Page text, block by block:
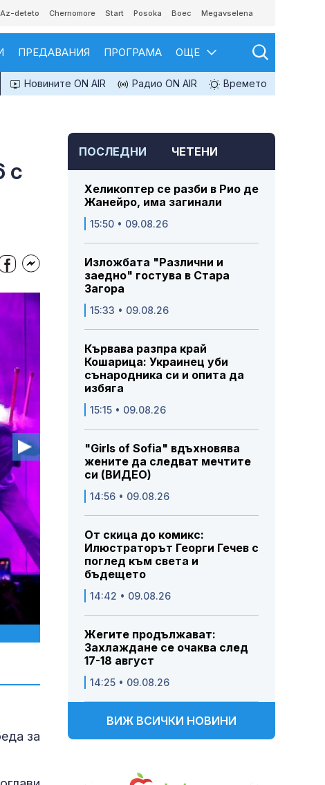
Az-deteto Chernomore Start Posoka Boec Megavselena
ПРЕДАВАНИЯ ПРОГРАМА ОЩЕ
Новините ON AIR Радио ON AIR Времето
с
за
ПОСЛЕДНИ ЧЕТЕНИ
Хеликоптер се разби в Рио де
Жанейро, има загинали
15:50 • 09.08.26
Изложбата "Различни и
заедно" гостува в Стара
Загора
15:33 • 09.08.26
Кървава разпра край
Кошарица: Украинец уби
сънародника си и опита да
избяга
15:15 • 09.08.26
"Girls of Sofia" вдъхновява
жените да следват мечтите
си (ВИДЕО)
14:56 • 09.08.26
От скица до комикс:
Илюстраторът Георги Гечев с
поглед към света и
бъдещето
14:42 • 09.08.26
Жегите продължават:
Захлаждане се очаква след
17-18 август
14:25 • 09.08.26
ВИЖ ВСИЧКИ НОВИНИ